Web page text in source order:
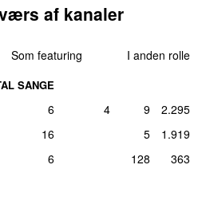
af kanaler
Som featuring I anden rolle
SANGE
6 4 9
2.295
16 5
1.919
6 128 363